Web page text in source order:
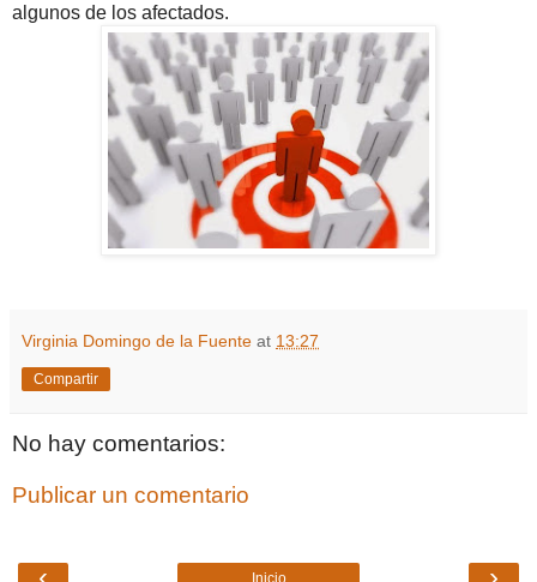
algunos de los afectados.
Virginia Domingo de la Fuente at 13:27
Compartir
No hay comentarios:
Publicar un comentario
Inicio